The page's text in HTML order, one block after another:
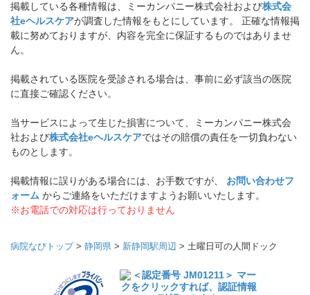
掲載している各種情報は、ミーカンパニー株式会社および株式会
社eヘルスケアが調査した情報をもとにしています。 正確な情報掲
載に努めておりますが、内容を完全に保証するものではありませ
ん。
掲載されている医院を受診される場合は、事前に必ず該当の医院
に直接ご確認ください。
当サービスによって生じた損害について、ミーカンパニー株式会
社および株式会社eヘルスケアではその賠償の責任を一切負わない
ものとします。
掲載情報に誤りがある場合には、お手数ですが、 お問い合わせフ
ォーム からご連絡をいただけますようお願いいたします。
※お電話での対応は行っておりません
病院なびトップ> 静岡県 > 新静岡駅周辺 > 土曜日可の人間ドック